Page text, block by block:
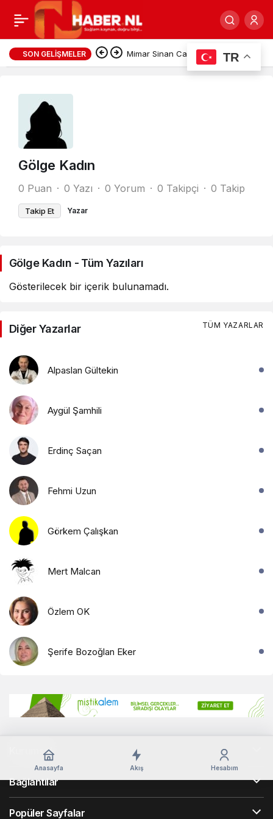
SON GELIŞMELER Mimar Sinan Camii’nin Kurucu
İsmi Vedat Tapan’a Hastanede
Gölge Kadın
0 Puan 0 Yazı 0 Yorum 0 Takipçi 0 Takip
Takip Et Yazar
Gölge Kadın - Tüm Yazıları
Gösterilecek bir içerik bulunamadı.
Diğer Yazarlar TÜM YAZARLAR
Alpaslan Gültekin
Aygül Şamhili
Erdinç Saçan
Fehmi Uzun
Görkem Çalışkan
Mert Malcan
Özlem OK
Şerife Bozoğlan Eker
Anasayfa Akış Hesabım
Kurumsal
Bağlantılar
Popüler Sayfalar
TR